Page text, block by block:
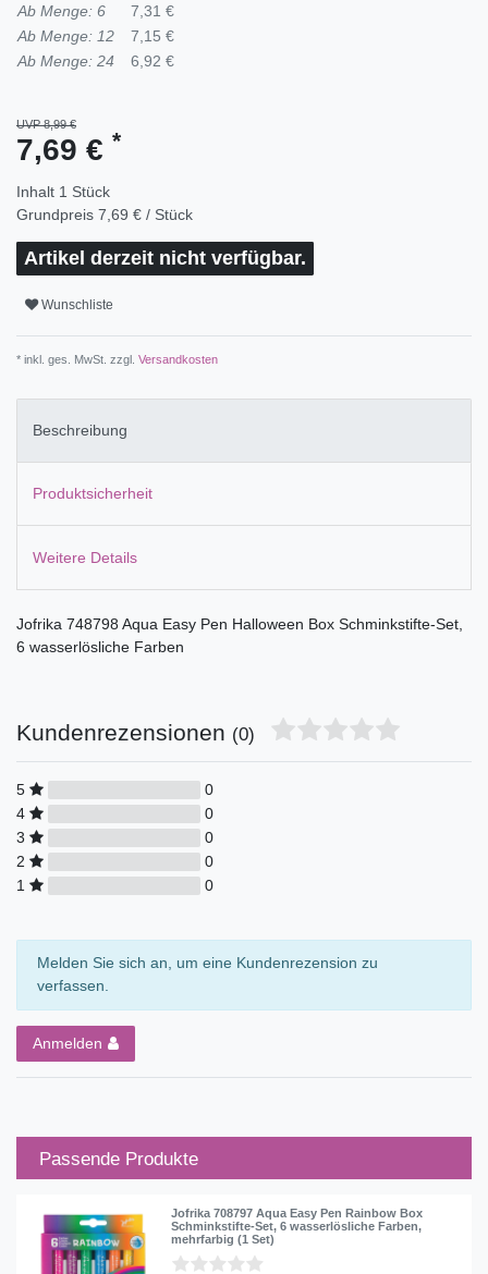
Ab Menge: 6
7,31 €
Ab Menge: 12
7,15 €
Ab Menge: 24
6,92 €
UVP 8,99 €
7,69 € *
Inhalt 1 Stück
Grundpreis 7,69 € / Stück
Artikel derzeit nicht verfügbar.
Wunschliste
* inkl. ges. MwSt. zzgl. Versandkosten
Beschreibung
Produktsicherheit
Weitere Details
Jofrika 748798 Aqua Easy Pen Halloween Box Schminkstifte-Set,
6 wasserlösliche Farben
Kundenrezensionen (0)
5
0
4
0
3
0
2
0
1
0
Melden Sie sich an, um eine Kundenrezension zu
verfassen.
Anmelden
Passende Produkte
Jofrika 708797 Aqua Easy Pen Rainbow Box
Schminkstifte-Set, 6 wasserlösliche Farben,
mehrfarbig (1 Set)